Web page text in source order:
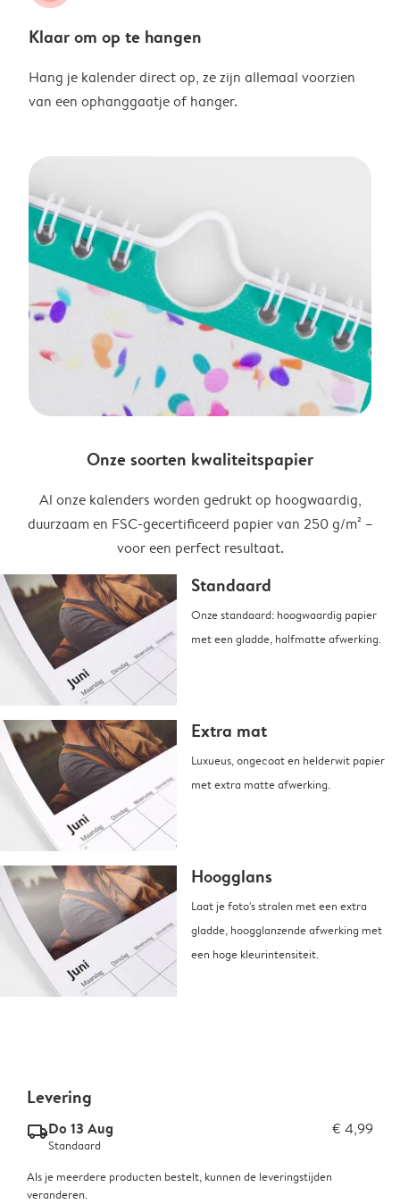
Klaar om op te hangen
Hang je kalender direct op, ze zijn allemaal voorzien
van een ophanggaatje of hanger.
Onze soorten kwaliteitspapier
Al onze kalenders worden gedrukt op hoogwaardig,
duurzaam en FSC-gecertificeerd papier van 250 g/m² –
voor een perfect resultaat.
Standaard
Onze standaard: hoogwaardig papier
met een gladde, halfmatte afwerking.
Extra mat
Luxueus, ongecoat en helderwit papier
met extra matte afwerking.
Hoogglans
Laat je foto's stralen met een extra
gladde, hoogglanzende afwerking met
een hoge kleurintensiteit.
Levering
delivery_standard_v2Do 13 Aug € 4,99
Standaard
Als je meerdere producten bestelt, kunnen de leveringstijden
veranderen.